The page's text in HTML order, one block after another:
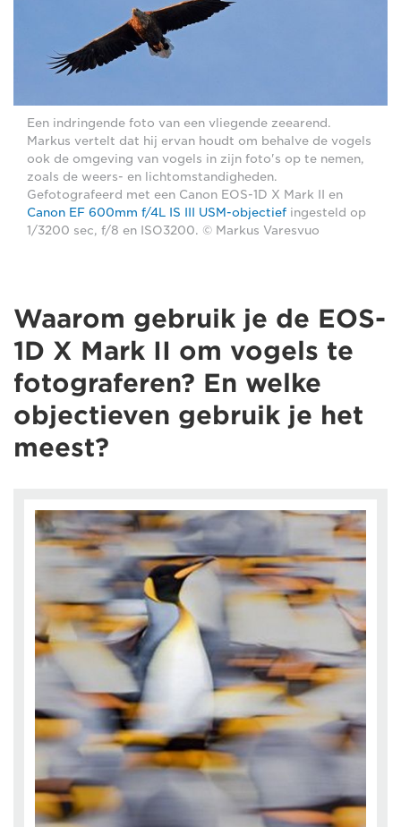
Een indringende foto van een vliegende zeearend.
Markus vertelt dat hij ervan houdt om behalve de vogels
ook de omgeving van vogels in zijn foto's op te nemen,
zoals de weers- en lichtomstandigheden.
Gefotografeerd met een Canon EOS-1D X Mark II en
Canon EF 600mm f/4L IS III USM-objectief ingesteld op
1/3200 sec, f/8 en ISO3200. © Markus Varesvuo
Waarom gebruik je de EOS-
1D X Mark II om vogels te
fotograferen? En welke
objectieven gebruik je het
meest?